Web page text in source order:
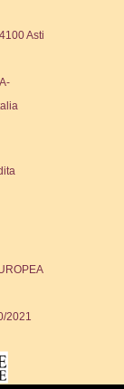
Asti
2021